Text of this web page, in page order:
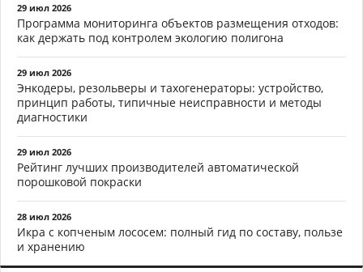
29 июл 2026
Программа мониторинга объектов размещения отходов:
как держать под контролем экологию полигона
29 июл 2026
Энкодеры, резольверы и тахогенераторы: устройство,
принцип работы, типичные неисправности и методы
диагностики
29 июл 2026
Рейтинг лучших производителей автоматической
порошковой покраски
28 июл 2026
Икра с копченым лососем: полный гид по составу, пользе
и хранению